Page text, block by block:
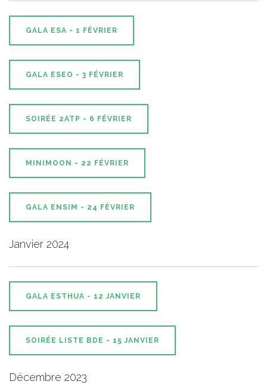
GALA ESA - 1 FÉVRIER
GALA ESEO - 3 FÉVRIER
SOIRÉE 2ATP - 6 FÉVRIER
MINIMOON - 22 FÉVRIER
GALA ENSIM - 24 FÉVRIER
Janvier 2024
GALA ESTHUA - 12 JANVIER
SOIRÉE LISTE BDE - 15 JANVIER
Décembre 2023